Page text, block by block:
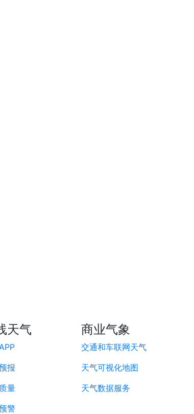
天气
报
量
警
商业气象
交通和车联网天气
天气可视化地图
天气数据服务